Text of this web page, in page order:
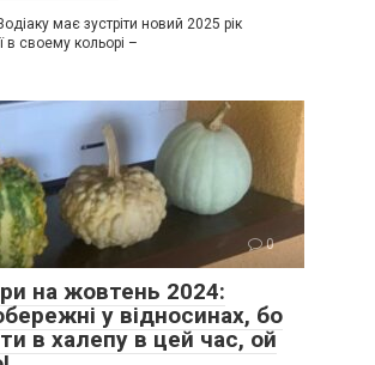
має зустріти новий 2025 рік
в своему кольорі –
0
на жовтень 2024:
у відносинах, бо
в халепу в цей час, ой